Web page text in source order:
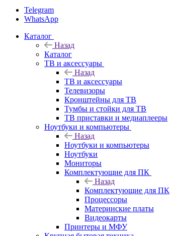
Telegram
WhatsApp
Каталог
Назад
Каталог
ТВ и аксессуары
Назад
ТВ и аксессуары
Телевизоры
Кронштейны для ТВ
Тумбы и стойки для ТВ
ТВ приставки и медиаплееры
Ноутбуки и компьютеры
Назад
Ноутбуки и компьютеры
Ноутбуки
Мониторы
Комплектующие для ПК
Назад
Комплектующие для ПК
Процессоры
Материнские платы
Видеокарты
Принтеры и МФУ